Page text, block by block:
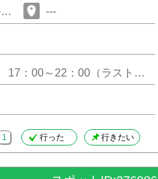
---
17：00～22：00（ラストオ
1 行った 行きたい